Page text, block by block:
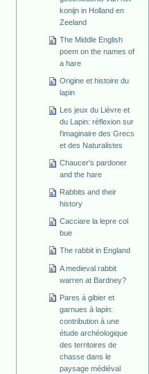
konijn in Holland en
Zeeland
The Middle English
poem on the names of
a hare
Origine et histoire du
lapin
Les jeux du Lièvre et
du Lapin: réflexion sur
l'imaginaire des Grecs
et des Naturalistes
Chaucer's pardoner
and the hare
Rabbits and their
history
Cacciare la lepre col
bue
The rabbit in England
A medieval rabbit
warren at Bardney?
Pares à gibier et
garnues à lapin:
contribution à une
étude archéologique
des territoires de
chasse dans le
paysage médiéval